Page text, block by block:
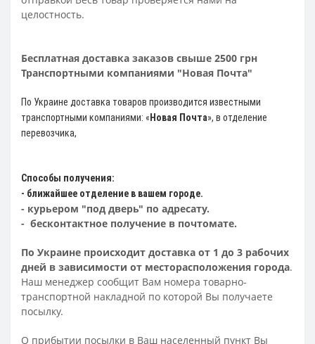
целостность.
Бесплатная доставка заказов свыше 2500 грн
Транспортными компаниями "Новая Почта"
По Украине доставка товаров производится известными
транспортными компаниями: «Новая Почта», в отделение
перевозчика,
Способы получения:
- ближайшее отделение в вашем городе.
- курьером "под дверь" по адресату.
- бесконтактное получение в почтомате.
По Украине происходит доставка от 1 до 3 рабочих
дней в зависимости от месторасположения города.
Наш менеджер сообщит Вам номера товарно-
транспортной накладной по которой Вы получаете
посылку.
О прибытии посылки в Ваш населенный пункт Вы